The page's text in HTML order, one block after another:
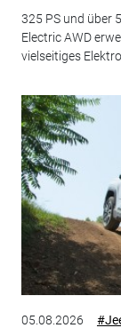
325 PS und über
Electric AWD
vielseitiges
05.08.2026